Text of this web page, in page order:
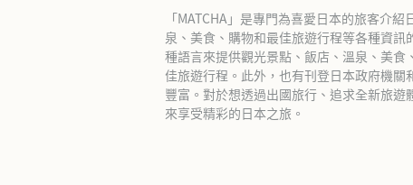
「MATCHA」是專門為喜愛日本的旅客介
泉、美食、購物和最佳旅遊行程等各種資
種語言來提供觀光景點、飯店、溫泉、美食
佳旅遊行程。此外，也有刊登日本政府機關
豐富。對於想透過出國旅行、追求全新旅遊
來享受精彩的日本之旅。